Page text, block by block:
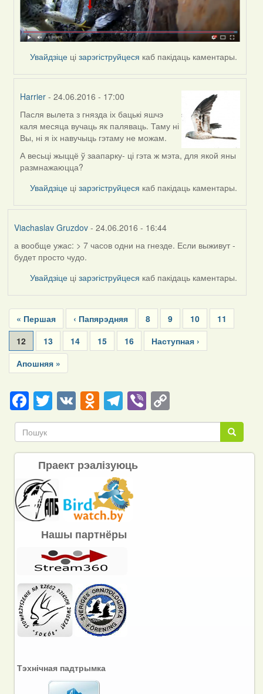
Увайдзіце цізарэгіструйцеся каб пакідаць каментары.
Harrier - 24.06.2016 - 17:00
In
reply
to
by
Жанна
Пасля вылета з гнязда іх бацькі яшчэ
каля месяца вучаць як паляваць. Таму ні
Вы, ні я іх навучыць гэтаму не можам.
А весьці жыццё ў заапарку- ці гэта ж мэта, для якой яны
размнажаюцца?
Увайдзіце цізарэгіструйцеся каб пакідаць каментары.
Viachaslav Gruzdov- 24.06.2016 - 16:44
а вообще ужас: > 7 часов одни на гнезде. Если выживут -
будет просто чудо.
Увайдзіце цізарэгіструйцеся каб пакідаць каментары.
Pagination
First
page
« Першая
Previous
page
‹ Папярэдняя Page
8 Page
9 Page
10 Page
11
Current
page
12 Page
13 Page
14 Page
15 Page
16
Next
page
Наступная ›
Last
page
Апошняя »
Facebook
Twitter
VKOdnoklassniki
Telegram
ViberCopy
Link Пошук
Пошук
Праект рэалізуюць
Нашы партнёры
Тэхнічная падтрымка